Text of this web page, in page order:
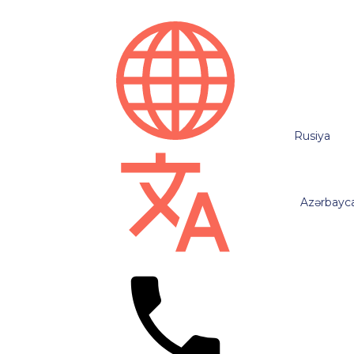
Rusiya